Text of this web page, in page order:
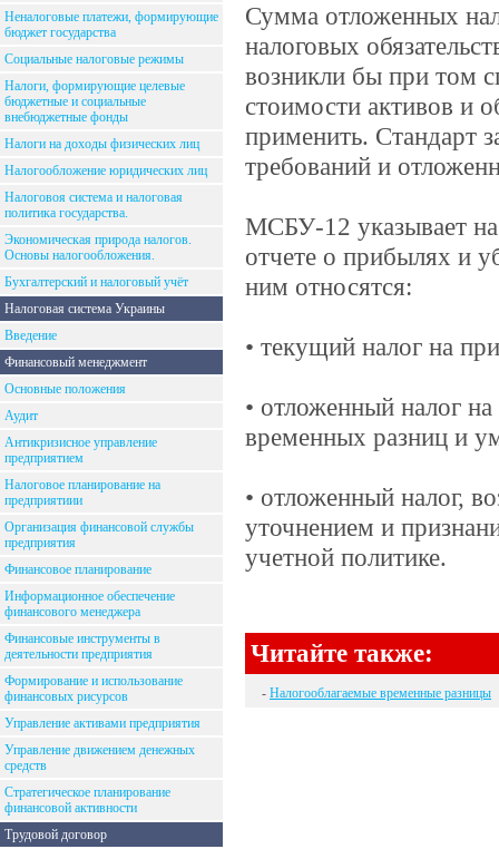
Неналоговые платежи, формирующие
бюджет государства
Социальные налоговые режимы
Налоги, формирующие целевые
бюджетные и социальные
внебюджетные фонды
Налоги на доходы физических лиц
Налогообложение юридических лиц
Налоговоя система и налоговая
политика государства.
Экономическая природа налогов.
Основы налогообложения.
Бухгалтерский и налоговый учёт
Налоговая система Украины
Введение
Финансовый менеджмент
Основные положения
Аудит
Антикризисное управление
предприятием
Налоговое планирование на
предприятиии
Организация финансовой службы
предприятия
Финансовое планирование
Информационное обеспечение
финансового менеджера
Финансовые инструменты в
деятельности предприятия
Формирование и использование
финансовых рисурсов
Управление активами предприятия
Управление движением денежных
средств
Стратегическое планирование
финансовой активности
Трудовой договор
Сумма отложенных
налоговых
возникли бы при том
стоимости активов и
применить. Стандарт
требований и
МСБУ-12 указывает на
отчете о прибылях и
ним относятся:
• текущий налог на
• отложенный налог
временных разниц и
• отложенный налог,
уточнением и
учетной политике.
Читайте также:
- Налогооблагаемые временные разницы